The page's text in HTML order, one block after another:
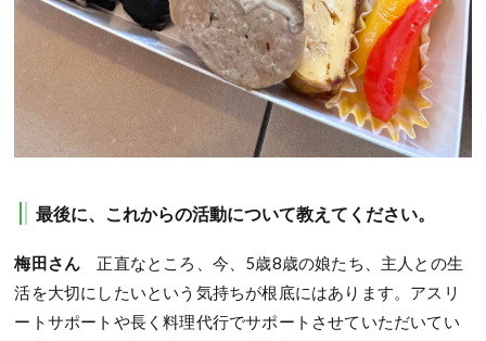
最後に、これからの活動について教えてください。
梅田さん 正直なところ、今、5歳8歳の娘たち、主人との生
活を大切にしたいという気持ちが根底にはあります。アスリ
ートサポートや長く料理代行でサポートさせていただいてい